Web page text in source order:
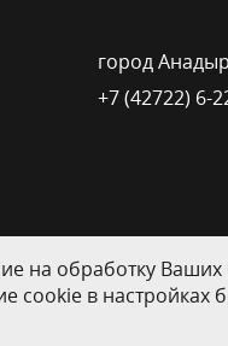
город
+7 (42722) 6-
на обработку
cookie в настройках